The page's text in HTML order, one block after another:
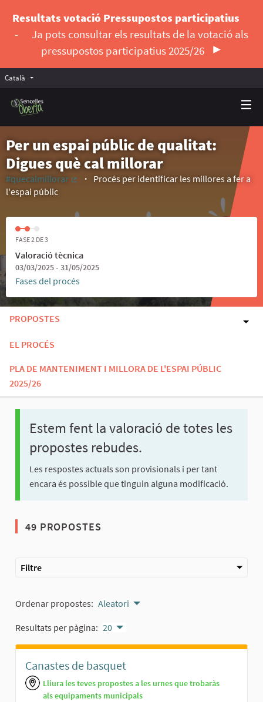
Resultats votació Pressupostos participatius
-
Ja pots consultar els resultats de la votació als
pressupostos participatius 2025/26
Català Triar la llengua
Per un espai públic de qualitat:
Digues què cal millorar
#quecalmillorar
Procés per identificar les millores a fer a
l'espai públic
FASE 2 DE 3
Valoració tècnica
03/03/2025 - 31/05/2025
Fases del procés
PROPOSTES
EL PROCÉS
PLA DE MANTENIMENT I MILLORA DE L'ESPAI PÚBLIC
2025/26
Estem fent la valoració de totes les
propostes rebudes.
Les respostes actuals son provisionals i per tant
encara és possible que tinguin alguna modificació.
49 PROPOSTES
Filtre
Ordenar propostes: Aleatori
Resultats per pàgina: 20
Canastes de basquet
Lliura les teves propostes a les urnes que trobaràs
als equipaments municipals